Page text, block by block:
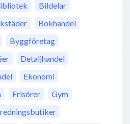
Bildelar
Bokhandel
Byggföretag
Detaljhandel
Ekonomi
Frisörer
Gym